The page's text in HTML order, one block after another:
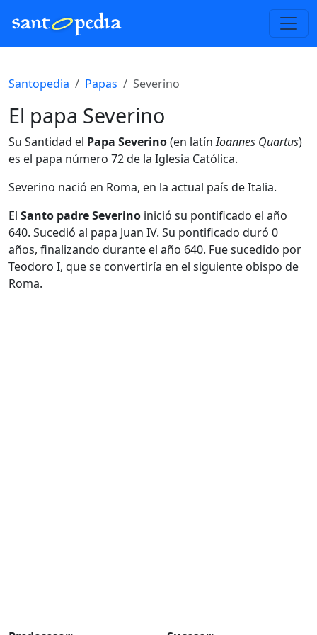
Santopedia Papas Severino
El papa Severino
Su Santidad el Papa Severino(en latínIoannes Quartus)
es el papa número 72 de la Iglesia Católica.
Severino nació en Roma, en la actual país de Italia.
El Santo padre Severino inició su pontificado el año
640. Sucedió al papa Juan IV. Su pontificado duró 0
años, finalizando durante el año 640. Fue sucedido por
Teodoro I, que se convertiría en el siguiente obispo de
Roma.